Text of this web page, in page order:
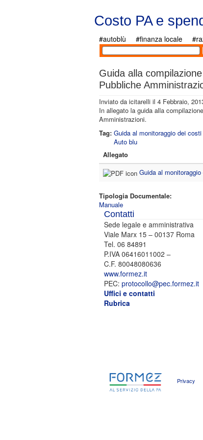
Costo PA e
#autoblù #finanza locale
Guida alla
Pubbliche
Inviato da icitarelli il 4 Febbraio,
In allegato la guida alla
Amministrazioni.
Tag: Guida al monitoraggio dei
Auto blu
Allegato
Guida al
Tipologia Documentale:
Manuale
Contatti
Sede legale e amministrativa
Viale Marx 15 – 00137 Roma
Tel. 06 84891
P.IVA 06416011002 –
C.F. 80048080636
www.formez.it
PEC: protocollo@pec.formez.it
Uffici e contatti
Rubrica
Privacy